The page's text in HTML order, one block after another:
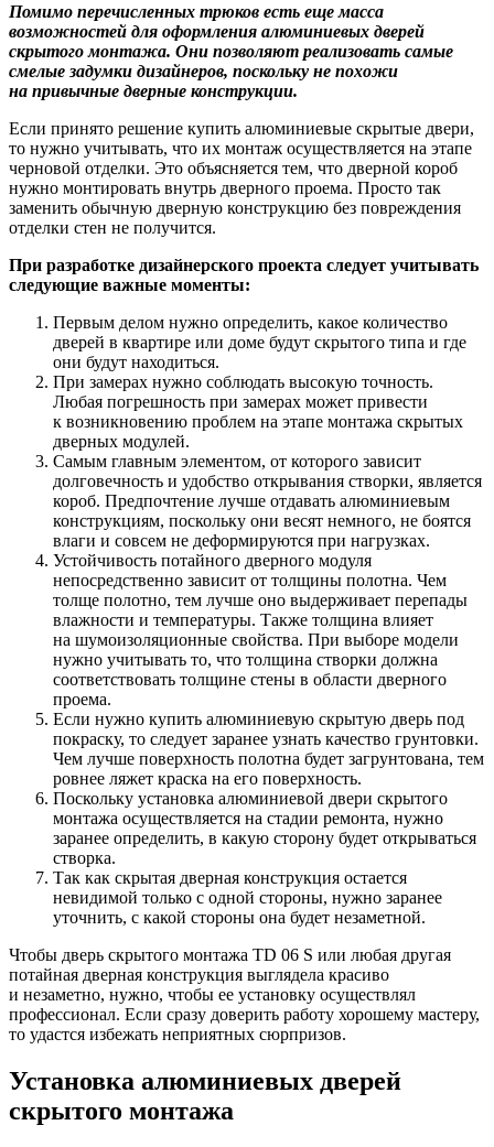
Помимо перечисленных трюков есть еще масса
возможностей для оформления алюминиевых дверей
скрытого монтажа. Они позволяют реализовать самые
смелые задумки дизайнеров, поскольку не похожи
на привычные дверные конструкции.
Если принято решение купить алюминиевые скрытые двери,
то нужно учитывать, что их монтаж осуществляется на этапе
черновой отделки. Это объясняется тем, что дверной короб
нужно монтировать внутрь дверного проема. Просто так
заменить обычную дверную конструкцию без повреждения
отделки стен не получится.
При разработке дизайнерского проекта следует учитывать
следующие важные моменты:
Первым делом нужно определить, какое количество
дверей в квартире или доме будут скрытого типа и где
они будут находиться.
При замерах нужно соблюдать высокую точность.
Любая погрешность при замерах может привести
к возникновению проблем на этапе монтажа скрытых
дверных модулей.
Самым главным элементом, от которого зависит
долговечность и удобство открывания створки, является
короб. Предпочтение лучше отдавать алюминиевым
конструкциям, поскольку они весят немного, не боятся
влаги и совсем не деформируются при нагрузках.
Устойчивость потайного дверного модуля
непосредственно зависит от толщины полотна. Чем
толще полотно, тем лучше оно выдерживает перепады
влажности и температуры. Также толщина влияет
на шумоизоляционные свойства. При выборе модели
нужно учитывать то, что толщина створки должна
соответствовать толщине стены в области дверного
проема.
Если нужно купить алюминиевую скрытую дверь под
покраску, то следует заранее узнать качество грунтовки.
Чем лучше поверхность полотна будет загрунтована, тем
ровнее ляжет краска на его поверхность.
Поскольку установка алюминиевой двери скрытого
монтажа осуществляется на стадии ремонта, нужно
заранее определить, в какую сторону будет открываться
створка.
Так как скрытая дверная конструкция остается
невидимой только с одной стороны, нужно заранее
уточнить, с какой стороны она будет незаметной.
Чтобы дверь скрытого монтажа TD 06 S или любая другая
потайная дверная конструкция выглядела красиво
и незаметно, нужно, чтобы ее установку осуществлял
профессионал. Если сразу доверить работу хорошему мастеру,
то удастся избежать неприятных сюрпризов.
Установка алюминиевых дверей
скрытого монтажа